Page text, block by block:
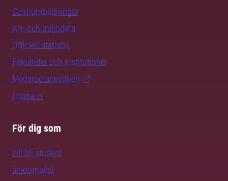
Centrumbildningar
Art- och miljödata
Officiell statistik
Fakulteter och institutioner
Medarbetarwebben
Logga in
För dig som
vill bli student
är journalist